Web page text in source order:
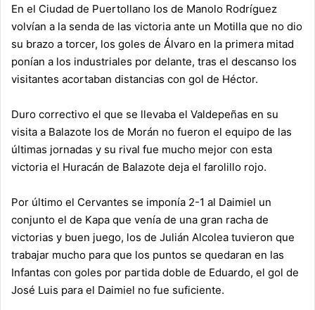
En el Ciudad de Puertollano los de Manolo Rodríguez
volvían a la senda de las victoria ante un Motilla que no dio
su brazo a torcer, los goles de Álvaro en la primera mitad
ponían a los industriales por delante, tras el descanso los
visitantes acortaban distancias con gol de Héctor.
Duro correctivo el que se llevaba el Valdepeñas en su
visita a Balazote los de Morán no fueron el equipo de las
últimas jornadas y su rival fue mucho mejor con esta
victoria el Huracán de Balazote deja el farolillo rojo.
Por último el Cervantes se imponía 2-1 al Daimiel un
conjunto el de Kapa que venía de una gran racha de
victorias y buen juego, los de Julián Alcolea tuvieron que
trabajar mucho para que los puntos se quedaran en las
Infantas con goles por partida doble de Eduardo, el gol de
José Luis para el Daimiel no fue suficiente.